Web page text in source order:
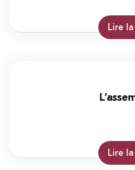
Lire
Lire